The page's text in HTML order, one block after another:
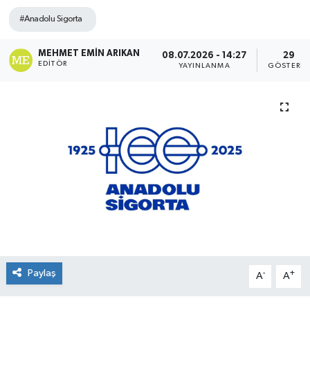
#Anadolu Sigorta
MEHMET EMIN ARIKAN
EDITÖR
08.07.2026 - 14:27
YAYINLANMA
29
GÖSTERIM
Paylaş A- A+